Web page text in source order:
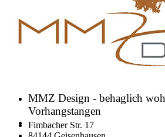
MMZ Design - behaglich
Vorhangstangen
Fimbacher Str. 17